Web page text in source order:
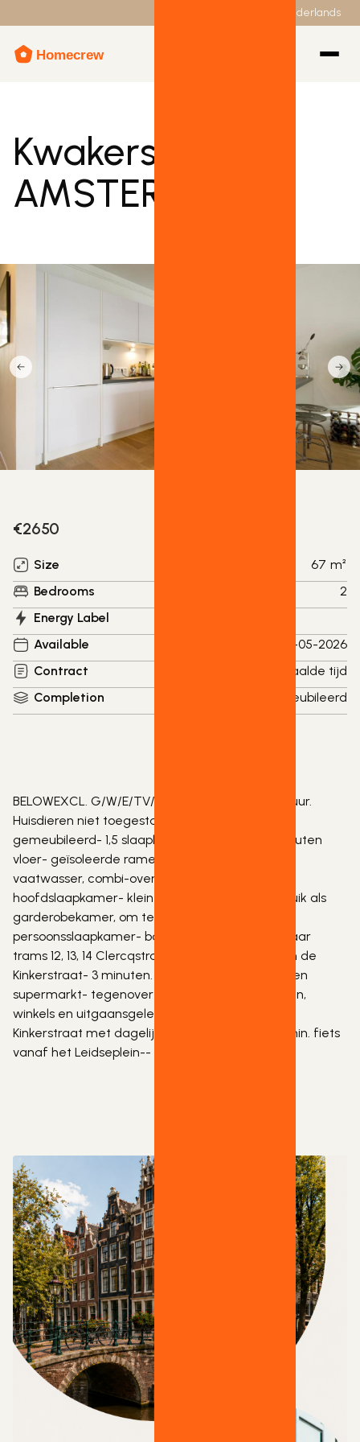
Nederlands
Kwakersstraat 8,
AMSTERDAM
€2650
Size 67 m²
Bedrooms
2
Energy Label
Available
15-05-2026
Contract
Onbepaalde tijd
Completion
Gemeubileerd
BELOWEXCL. G/W/E/TV/Wifi. Borg 2 maanden huur.
Huisdieren niet toegestaan. - 1e verdieping-
gemeubileerd- 1,5 slaapkamers- apart toilet- houten
vloer- geïsoleerde ramen- open keuken met
vaatwasser, combi-oven- wasmachine-
hoofdslaapkamer- kleinere slaapkamer in gebruik als
garderobekamer, om te bouwen tot 1
persoonsslaapkamer- balkon- 3 minuten. loop naar
trams 12, 13, 14 Clercqstraat en trams 7 en 17 aan de
Kinkerstraat- 3 minuten. lopen naar sportschool en
supermarkt- tegenover winkelcentrum met eten,
winkels en uitgaansgelegenheden- winkelstraat
Kinkerstraat met dagelijkse markt Ten Kate, 8 min. fiets
vanaf het Leidseplein--